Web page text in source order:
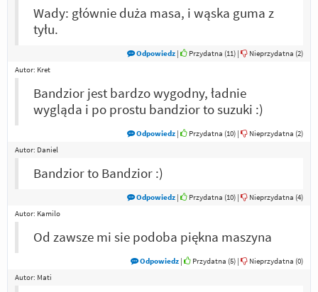
Wady: głównie duża masa, i wąska guma z
tyłu.
Odpowiedz | Przydatna (11) | Nieprzydatna (2)
Autor: Kret
Bandzior jest bardzo wygodny, ładnie
wygląda i po prostu bandzior to suzuki :)
Odpowiedz | Przydatna (10) | Nieprzydatna (2)
Autor: Daniel
Bandzior to Bandzior :)
Odpowiedz | Przydatna (10) | Nieprzydatna (4)
Autor: Kamilo
Od zawsze mi sie podoba piękna maszyna
Odpowiedz | Przydatna (5) | Nieprzydatna (0)
Autor: Mati